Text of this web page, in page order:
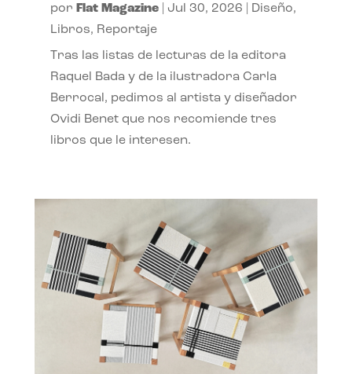
por Flat Magazine| Jul 30, 2026 Diseño,
Libros, Reportaje
Tras las listas de lecturas de la editora
Raquel Bada y de la ilustradora Carla
Berrocal, pedimos al artista y diseñador
Ovidi Benet que nos recomiende tres
libros que le interesen.